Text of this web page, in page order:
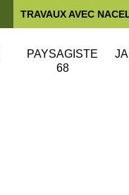
TRAVAUX AVEC
PAYSAGISTE
68